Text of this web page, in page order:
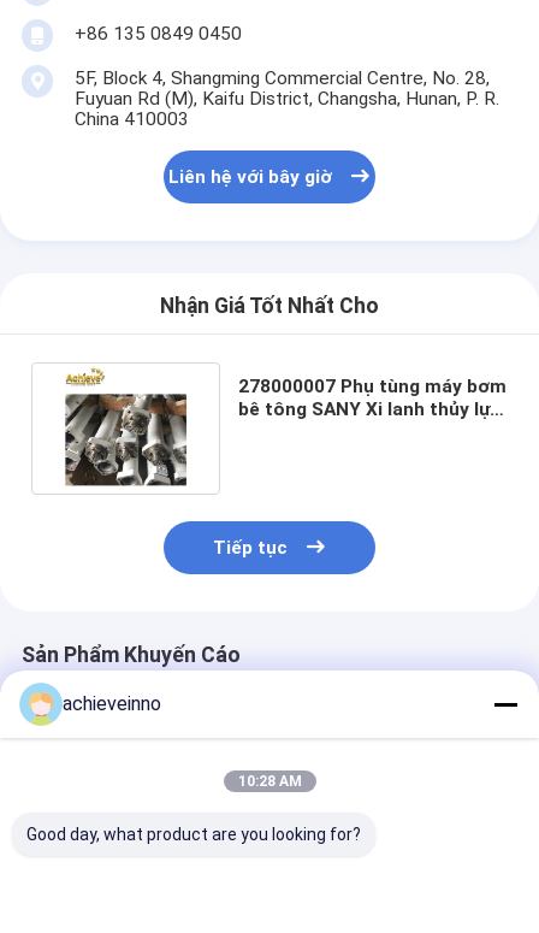
+86 135 0849 0450
5F, Block 4, Shangming Commercial Centre, No. 28,
Fuyuan Rd (M), Kaifu District, Changsha, Hunan, P. R.
China 410003
Liên hệ với bây giờ
Nhận Giá Tốt Nhất Cho
278000007 Phụ tùng máy bơm
bê tông SANY Xi lanh thủy lực
Tiếp tục
Sản Phẩm Khuyến Cáo
achieveinno
10:28 AM
Good day, what product are you looking for?